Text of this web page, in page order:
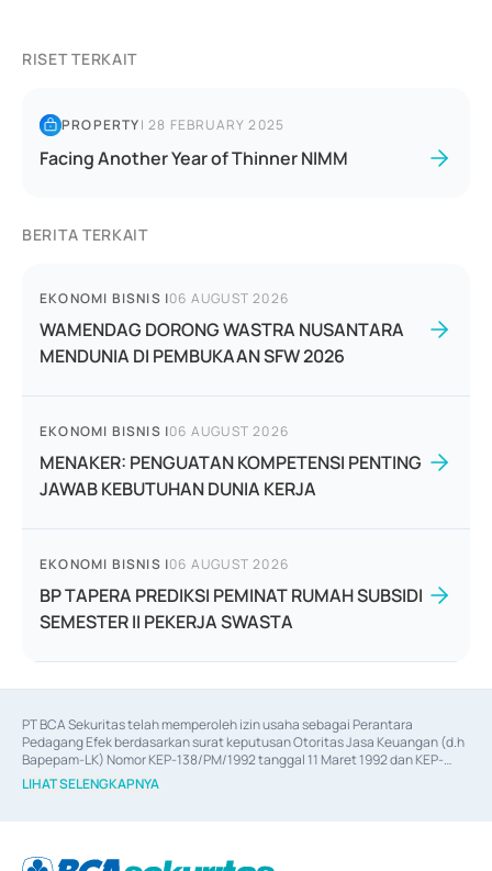
RISET TERKAIT
PROPERTY|28 FEBRUARY 2025
Facing Another Year of Thinner NIMM
BERITA TERKAIT
EKONOMI BISNIS |06 AUGUST 2026
WAMENDAG DORONG WASTRA NUSANTARA
MENDUNIA DI PEMBUKAAN SFW 2026
EKONOMI BISNIS |06 AUGUST 2026
MENAKER: PENGUATAN KOMPETENSI PENTING
JAWAB KEBUTUHAN DUNIA KERJA
EKONOMI BISNIS |06 AUGUST 2026
BP TAPERA PREDIKSI PEMINAT RUMAH SUBSIDI
SEMESTER II PEKERJA SWASTA
PT BCA Sekuritas telah memperoleh izin usaha sebagai Perantara
Pedagang Efek berdasarkan surat keputusan Otoritas Jasa Keuangan (d.h
Bapepam-LK) Nomor KEP-138/PM/1992 tanggal 11 Maret 1992 dan KEP-
06/D.04/2014 tanggal 28 Februari 2014, izin usaha sebagai Penjamin Emisi
Efek berdasarkan surat keputusan Otoritas Jasa Keuangan Nomor KEP-
berdasarkan surat keputusan Otoritas Jasa Keuangan Nomor S-
LIHAT SELENGKAPNYA